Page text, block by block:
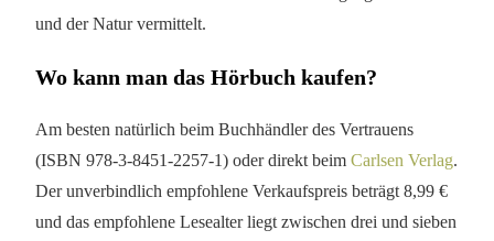
und der Natur vermittelt.
Wo kann man das Hörbuch kaufen?
Am besten natürlich beim Buchhändler des Vertrauens
(ISBN 978-3-8451-2257-1) oder direkt beimCarlsen Verlag.
Der unverbindlich empfohlene Verkaufspreis beträgt 8,99 €
und das empfohlene Lesealter liegt zwischen drei und sieben